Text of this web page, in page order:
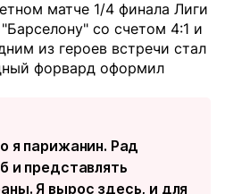
матче 1/4 финала Лиги
"Барселону" со счетом 4:1 и
из героев встречи стал
форвард оформил
я парижанин. Рад
и представлять
Я вырос здесь, и для